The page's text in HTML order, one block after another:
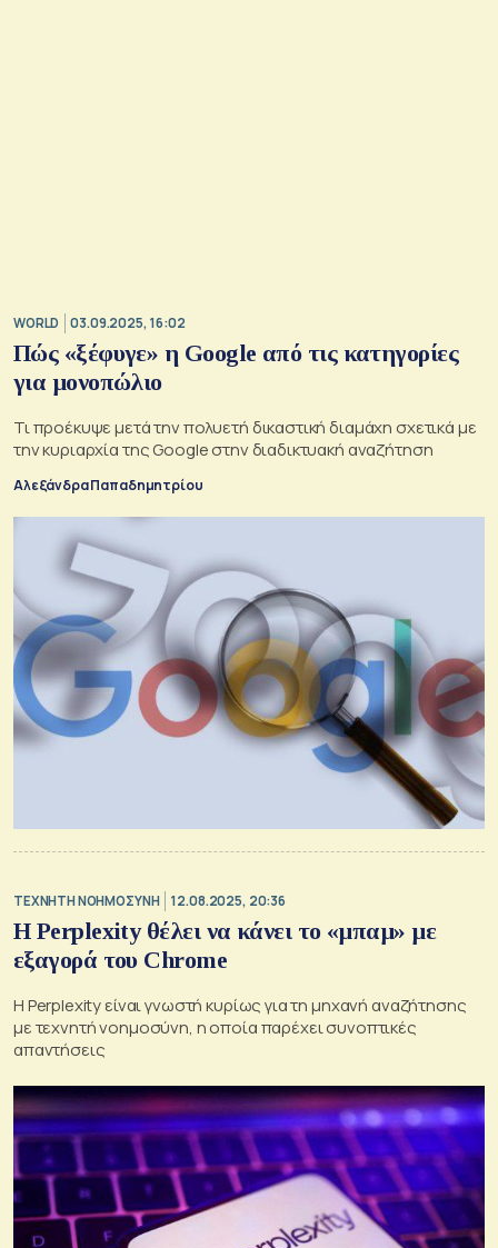
WORLD 03.09.2025, 16:02
Πώς «ξέφυγε» η Google από τις κατηγορίες
για μονοπώλιο
Τι προέκυψε μετά την πολυετή δικαστική διαμάχη σχετικά με
την κυριαρχία της Google στην διαδικτυακή αναζήτηση
Αλεξάνδρα Παπαδημητρίου
TΕΧΝΗΤΗ ΝΟΗΜΟΣΥΝΗ 12.08.2025, 20:36
H Perplexity θέλει να κάνει το «μπαμ» με
εξαγορά του Chrome
Η Perplexity είναι γνωστή κυρίως για τη μηχανή αναζήτησης
με τεχνητή νοημοσύνη, η οποία παρέχει συνοπτικές
απαντήσεις